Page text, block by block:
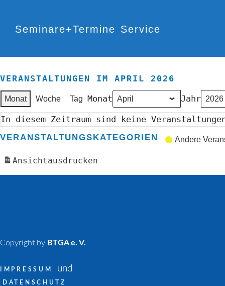
Seminare+Termine Service
VERANSTALTUNGEN IM APRIL 2026
Monat Woche Tag Monat Jahr
In diesem Zeitraum sind keine
VERANSTALTUNGSKATEGORIEN Andere
Ansichtausdrucken
Copyright by BTGA e. V.
IMPRESSUM und
DATENSCHUTZ